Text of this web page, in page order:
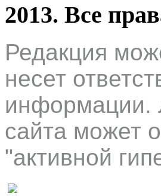
2013. Все
Редакция
несет
информации.
сайта может
"активной